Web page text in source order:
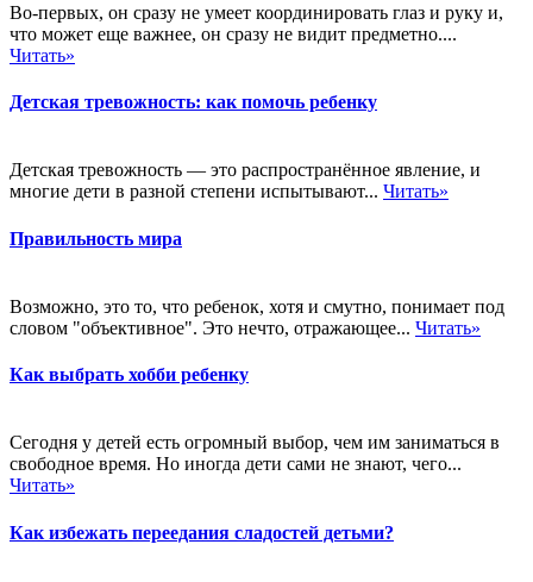
Во-первых, он сразу не умеет координировать глаз и руку и,
что может еще важнее, он сразу не видит предметно....
Читать»
Детская тревожность: как помочь ребенку
Детская тревожность — это распространённое явление, и
многие дети в разной степени испытывают... Читать»
Правильность мира
Возможно, это то, что ребенок, хотя и смутно, понимает под
словом "объективное". Это нечто, отражающее... Читать»
Как выбрать хобби ребенку
Сегодня у детей есть огромный выбор, чем им заниматься в
свободное время. Но иногда дети сами не знают, чего...
Читать»
Как избежать переедания сладостей детьми?